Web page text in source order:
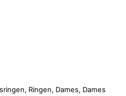
Ringen, Dames, Dames